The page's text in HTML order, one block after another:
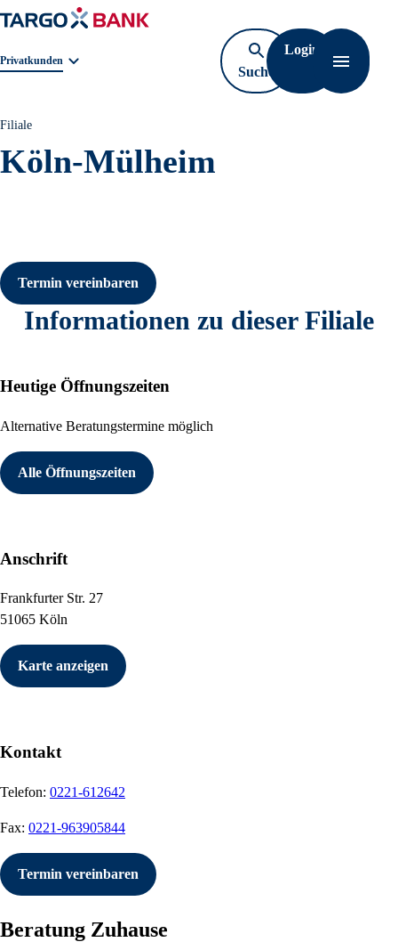
Geschäftsbereichnavigation. Aktuelle Auswahl:
Privatkunden
Suche
öffnen
Login
Filiale
Köln-Mülheim
Termin vereinbaren
Informationen zu dieser Filiale
Heutige Öffnungszeiten
Alternative Beratungstermine möglich
Alle Öffnungszeiten
Anschrift
Frankfurter Str. 27
51065 Köln
Karte anzeigen
Kontakt
Telefon: 0221-612642
Fax: 0221-963905844
Termin vereinbaren
Beratung Zuhause